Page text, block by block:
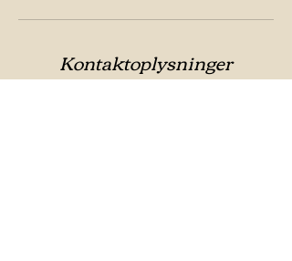
Kontaktoplysninger